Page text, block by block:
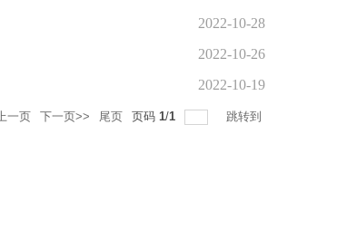
2022-10-28
2022-10-26
2022-10-19
一页 下一页>> 尾页 页码 1/1 跳转到